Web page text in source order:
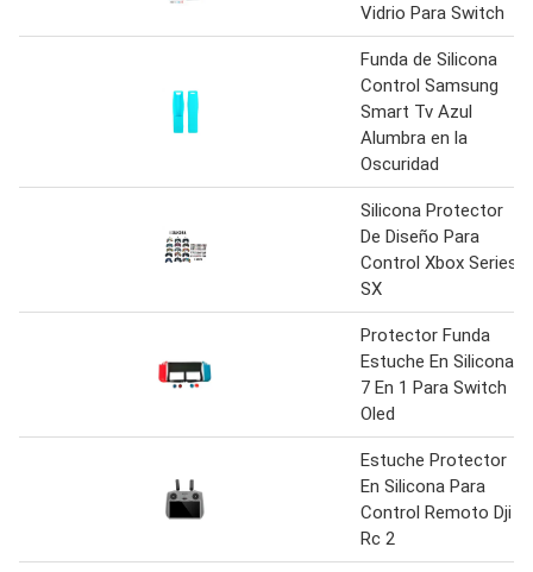
Vidrio Para Switch
Funda de Silicona
Control Samsung
Smart Tv Azul
Alumbra en la
Oscuridad
Silicona Protector
De Diseño Para
Control Xbox Series
SX
Protector Funda
Estuche En Silicona
7 En 1 Para Switch
Oled
Estuche Protector
En Silicona Para
Control Remoto Dji
Rc 2